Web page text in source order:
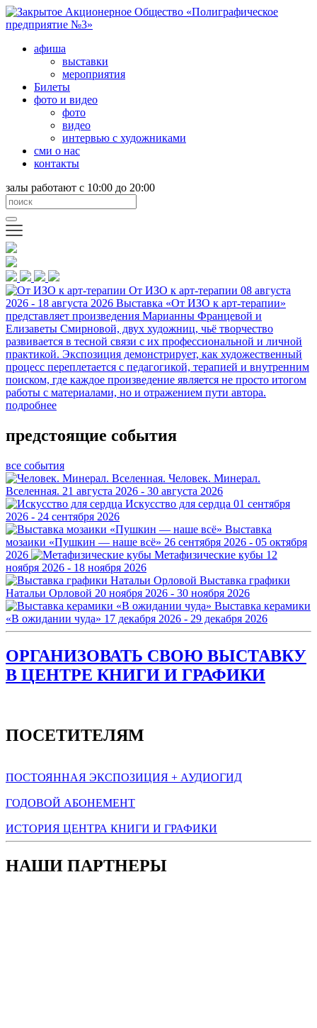
афиша
выставки
мероприятия
Билеты
фото и видео
фото
видео
интервью с художниками
сми о нас
контакты
залы работают с 10:00 до 20:00
От ИЗО к арт-терапии 08 августа
2026 - 18 августа 2026 Выставка «От ИЗО к арт-терапии»
представляет произведения Марианны Францевой и
Елизаветы Смирновой, двух художниц, чьё творчество
развивается в тесной связи с их профессиональной и личной
практикой. Экспозиция демонстрирует, как художественный
процесс переплетается с педагогикой, терапией и внутренним
поиском, где каждое произведение является не просто итогом
работы с материалами, но и отражением пути автора.
подробнее
предстоящие события
все события
Человек. Минерал.
Вселенная. 21 августа 2026 - 30 августа 2026
Искусство для сердца 01 сентября
2026 - 24 сентября 2026
Выставка
мозаики «Пушкин — наше всё» 26 сентября 2026 - 05 октября
2026
Метафизические кубы 12
ноября 2026 - 18 ноября 2026
Выставка графики
Натальи Орловой 20 ноября 2026 - 30 ноября 2026
Выставка керамики
«В ожидании чуда» 17 декабря 2026 - 29 декабря 2026
ОРГАНИЗОВАТЬ СВОЮ ВЫСТАВКУ
В ЦЕНТРЕ КНИГИ И ГРАФИКИ
ПОСЕТИТЕЛЯМ
ПОСТОЯННАЯ ЭКСПОЗИЦИЯ + АУДИОГИД
ГОДОВОЙ АБОНЕМЕНТ
ИСТОРИЯ ЦЕНТРА КНИГИ И ГРАФИКИ
НАШИ ПАРТНЕРЫ